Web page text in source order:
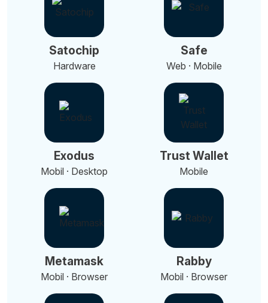
Satochip
Hardware
Safe
Web · Mobile
Exodus
Mobil · Desktop
Trust Wallet
Mobile
Metamask
Mobil · Browser
Rabby
Mobil · Browser